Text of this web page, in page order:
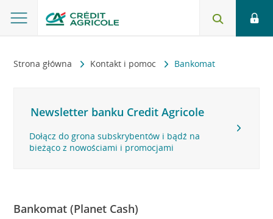
Strona główna Kontakt i pomoc Bankomat
Newsletter banku Credit Agricole
Dołącz do grona subskrybentów i bądź na
bieżąco z nowościami i promocjami
Bankomat (Planet Cash)